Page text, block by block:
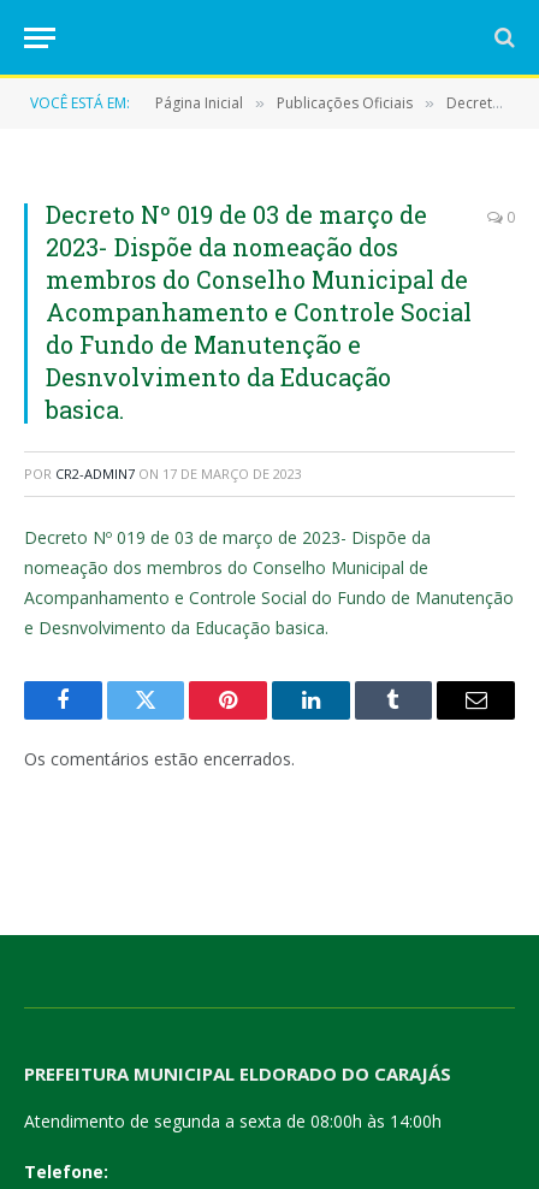
VOCÊ ESTÁ EM: Página Inicial » Publicações Oficiais » Decretos
Decreto Nº 019 de 03 de março de
2023- Dispõe da nomeação dos
membros do Conselho Municipal de
Acompanhamento e Controle Social
do Fundo de Manutenção e
Desnvolvimento da Educação
basica.
0
POR CR2-ADMIN7 ON 17 DE MARÇO DE 2023
Decreto Nº 019 de 03 de março de 2023- Dispõe da
nomeação dos membros do Conselho Municipal de
Acompanhamento e Controle Social do Fundo de Manutenção
e Desnvolvimento da Educação basica.
FacebookTwitter Pinterest LinkedInTumblr
E-
Os comentários estão encerrados.
PREFEITURA MUNICIPAL ELDORADO DO CARAJÁS
Atendimento de segunda a sexta de 08:00h às 14:00h
Telefone: